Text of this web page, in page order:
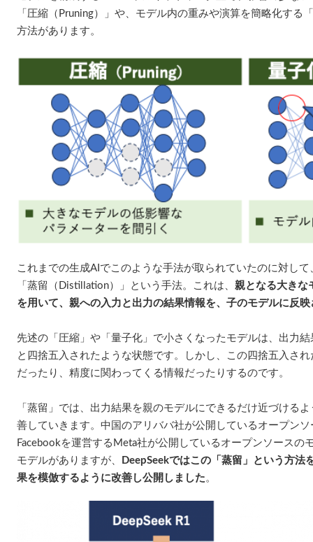
「圧縮（Pruning）」や、モデル内の重みや演算を簡略化する
方法があります。
これまでの生成AIでこのような手法が取られていたのに対し
「蒸留（Distillation）」という手法。これは、 親となる大きな
を用いて、親への入力と出力の結果情報を、子のモデルに反
先述の「圧縮」や「量子化」で小さくなったモデルは、出力
と四捨五入されたような状態です。しかし、この四捨五入さ
だったり、精度に関わってくる情報だったりするのです。
「蒸留」では、出力結果を親のモデルにできるだけ近づける
善していきます。中国のアリババ社が公開しているオープン
Facebookを運営するMeta社が公開しているオープンソースの
モデルがありますが、
DeepSeekではこの「蒸留」という方法
果を模倣するように改善し公開しました 。